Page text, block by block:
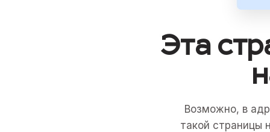
Эта
Возможно, в
такой страницы